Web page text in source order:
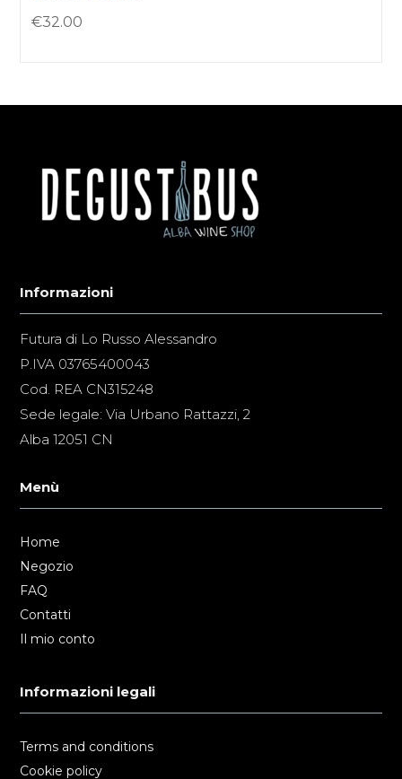
€32.00
Informazioni
Futura di Lo Russo Alessandro
P.IVA 03765400043
Cod. REA CN315248
Sede legale: Via Urbano Rattazzi, 2
Alba 12051 CN
Menù
Home
Negozio
FAQ
Contatti
Il mio conto
Informazioni legali
Terms and conditions
Cookie policy